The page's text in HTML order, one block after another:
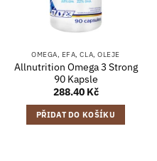
OMEGA, EFA, CLA, OLEJE
Allnutrition Omega 3 Strong
90 Kapsle
288.40 Kč
PŘIDAT DO KOŠÍKU